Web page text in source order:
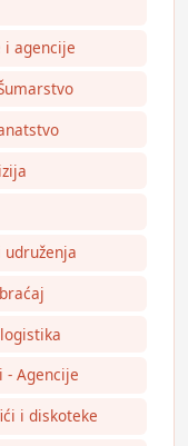
i agencije
- Agencije
i diskoteke